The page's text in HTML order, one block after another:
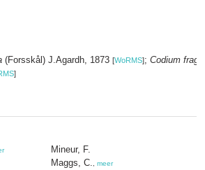
(Forsskål) J.Agardh, 1873 [WoRMS]; Codium
]
Mineur, F.
Maggs, C.
meer